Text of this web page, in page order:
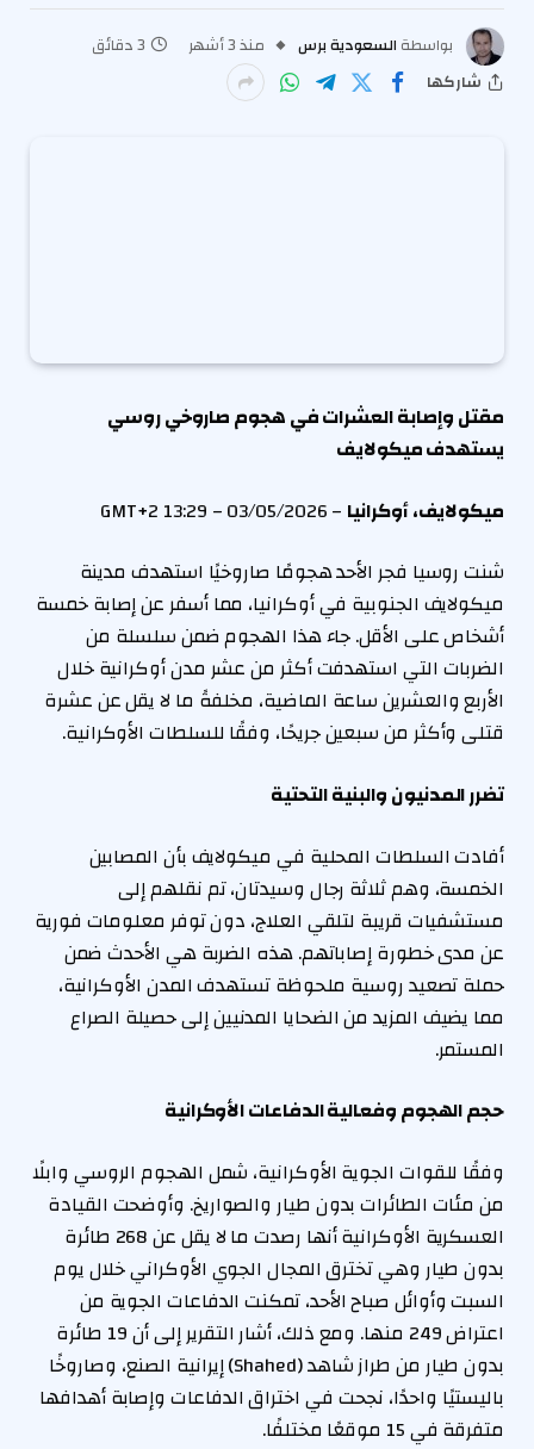
بواسطة السعودية برس منذ 3 أشهر
3 دقائق
شاركها
مقتل وإصابة العشرات في هجوم صاروخي روسي
يستهدف ميكولايف
ميكولايف، أوكرانيا – 03/05/2026 – 13:29 GMT+2
شنت روسيا فجر الأحد هجومًا صاروخيًا استهدف مدينة
ميكولايف الجنوبية في أوكرانيا، مما أسفر عن إصابة خمسة
أشخاص على الأقل. جاء هذا الهجوم ضمن سلسلة من
الضربات التي استهدفت أكثر من عشر مدن أوكرانية خلال
الأربع والعشرين ساعة الماضية، مخلفةً ما لا يقل عن عشرة
قتلى وأكثر من سبعين جريحًا، وفقًا للسلطات الأوكرانية.
تضرر المدنيون والبنية التحتية
أفادت السلطات المحلية في ميكولايف بأن المصابين
الخمسة، وهم ثلاثة رجال وسيدتان، تم نقلهم إلى
مستشفيات قريبة لتلقي العلاج، دون توفر معلومات فورية
عن مدى خطورة إصاباتهم. هذه الضربة هي الأحدث ضمن
حملة تصعيد روسية ملحوظة تستهدف المدن الأوكرانية،
مما يضيف المزيد من الضحايا المدنيين إلى حصيلة الصراع
المستمر.
حجم الهجوم وفعالية الدفاعات الأوكرانية
وفقًا للقوات الجوية الأوكرانية، شمل الهجوم الروسي وابلًا
من مئات الطائرات بدون طيار والصواريخ. وأوضحت القيادة
العسكرية الأوكرانية أنها رصدت ما لا يقل عن 268 طائرة
بدون طيار وهي تخترق المجال الجوي الأوكراني خلال يوم
السبت وأوائل صباح الأحد، تمكنت الدفاعات الجوية من
اعتراض 249 منها. ومع ذلك، أشار التقرير إلى أن 19 طائرة
بدون طيار من طراز شاهد (Shahed) إيرانية الصنع، وصاروخًا
باليستيًا واحدًا، نجحت في اختراق الدفاعات وإصابة أهدافها
متفرقة في 15 موقعًا مختلفًا.